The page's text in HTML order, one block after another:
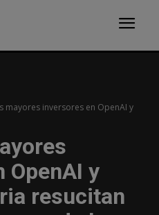
mayores inversores en OpenAI y
OpenAI y
resucitan